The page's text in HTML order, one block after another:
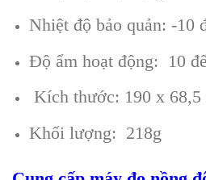
Nhiệt độ bảo quản: -10
Độ ẩm hoạt động: 10
Kích thước: 190 x 68,5
Khối lượng: 218g